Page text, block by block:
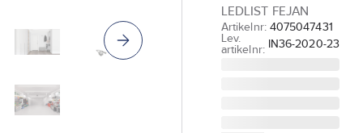
LEDLIST FEJAN
Artikelnr: 4075047431
Lev.
artikelnr: IN36-2020-23